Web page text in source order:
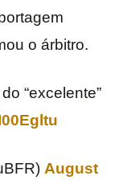
o árbitro.
“excelente”
August